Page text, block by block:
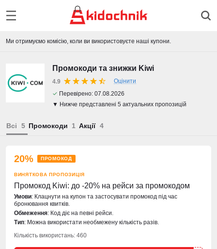
Ми отримуємо комісію, коли ви використовуєте наші купони.
Промокоди та знижки Kiwi
4.9
Оцінити
✓ Перевірено: 07.08.2026
▼ Нижче представлені 5 актуальних пропозицій
Всі Промокоди Акції
20% ПРОМОКОД
ВИНЯТКОВА ПРОПОЗИЦІЯ
Промокод Kiwi: до -20% на рейси за промокодом
Умови: Клацнути на купон та застосувати промокод під час
бронювання квитків.
Обмеження: Код діє на певні рейси.
Тип: Можна використати необмежену кількість разів.
Кількість використань: 460